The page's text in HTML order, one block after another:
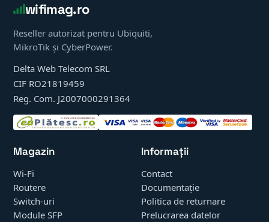
wifimag.ro
Reseller autorizat pentru Ubiquiti,
MikroTik și CyberPower.
Delta Web Telecom SRL
CIF RO21819459
Reg. Com. J2007000291364
Magazin
Wi-Fi
Routere
Switch-uri
Module SFP
Informații
Contact
Documentație
Politica de returnare
Prelucrarea datelor